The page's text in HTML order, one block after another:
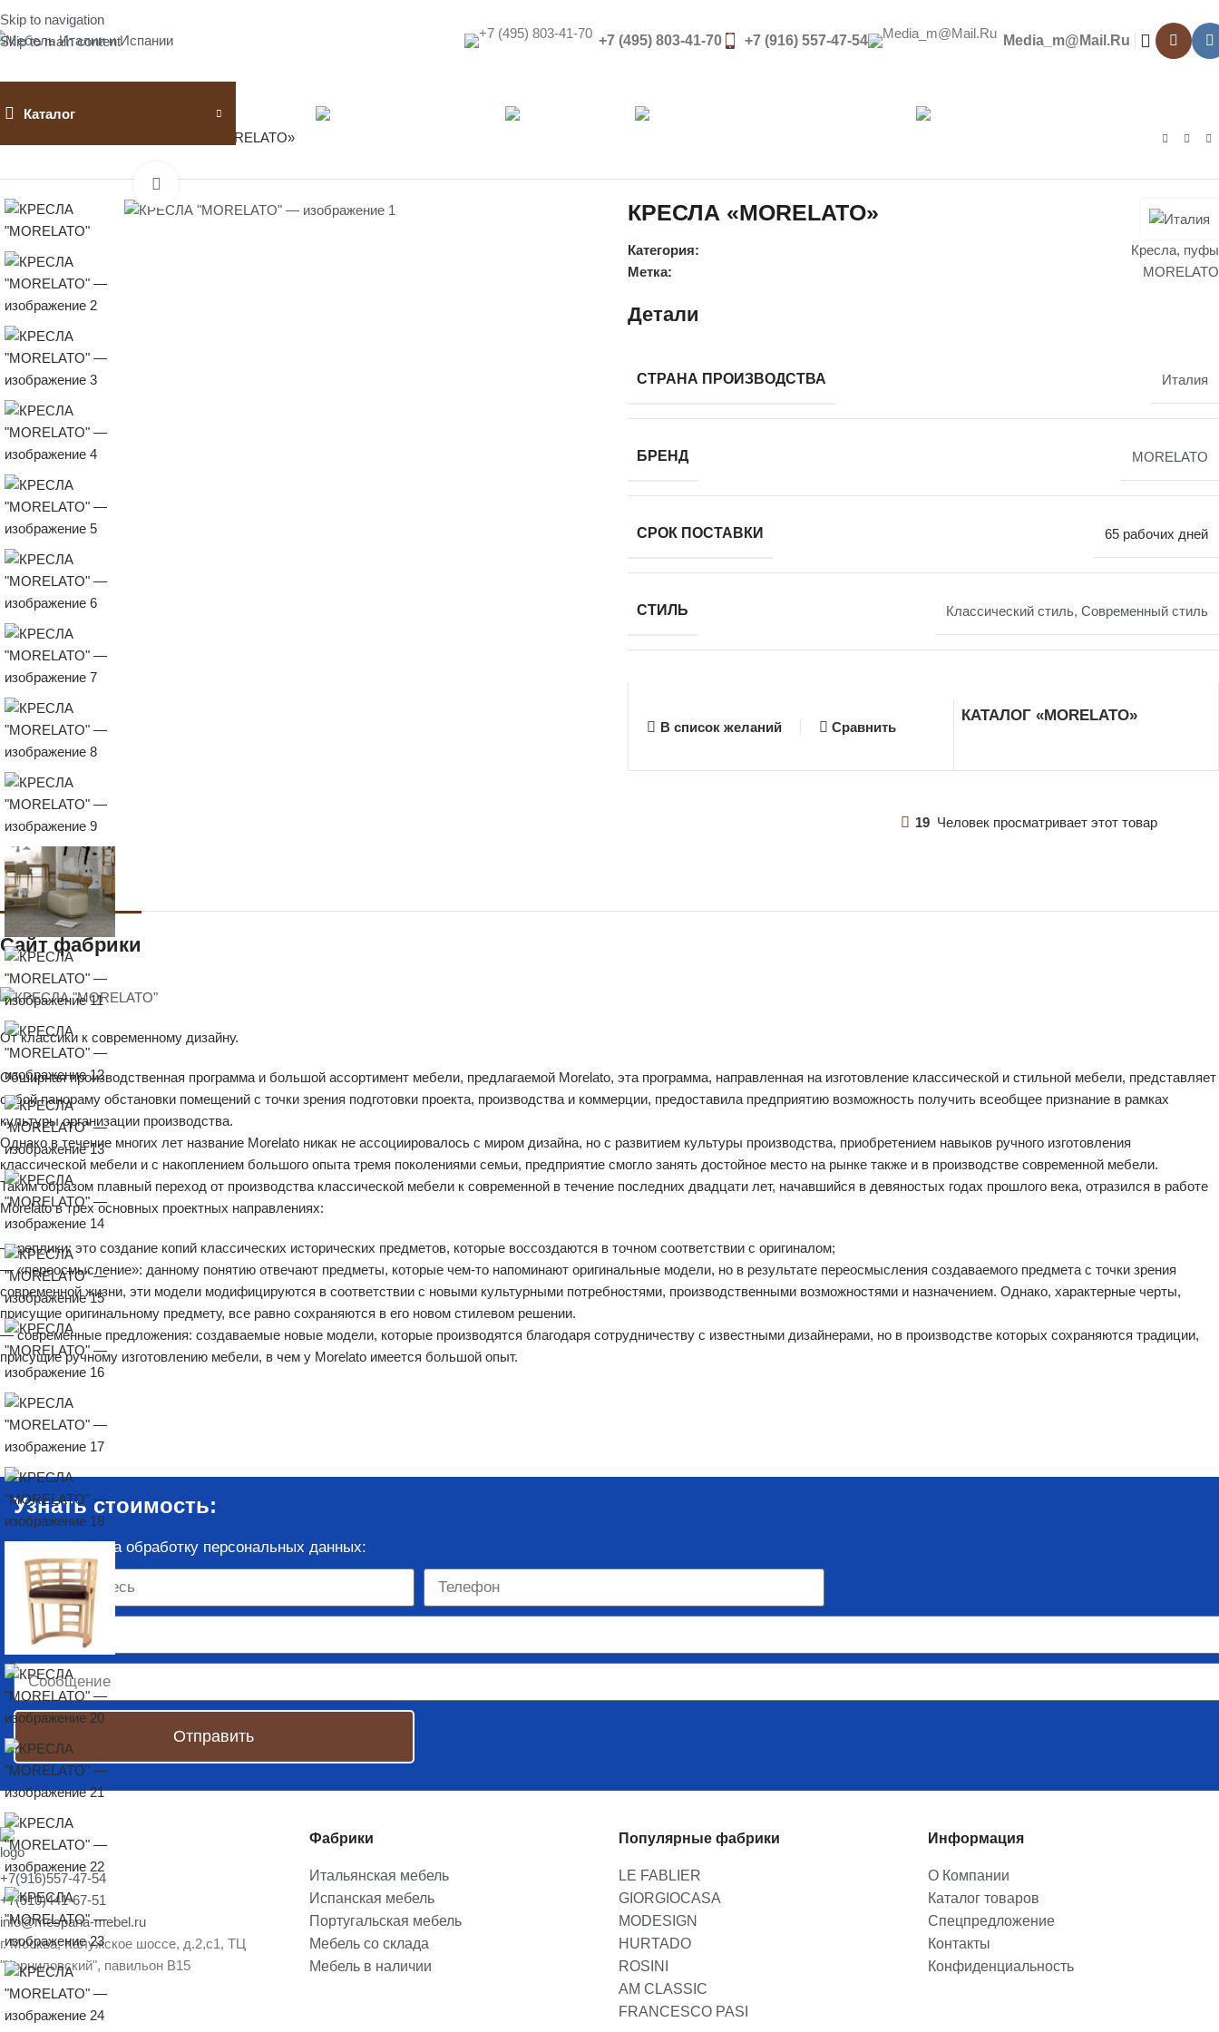
Skip to navigation
Skip to main content
+7 (495) 803-41-70 +7 (916) 557-47-54 Media_m@mail.ru
Каталог
КРЕСЛА «MORELATO»
КРЕСЛА «MORELATO»
Категория:
Кресла, пуфы
Метка:
MORELATO
Детали
СТРАНА ПРОИЗВОДСТВА Италия
БРЕНД MORELATO
СРОК ПОСТАВКИ 65 рабочих дней
СТИЛЬ Классический стиль, Современный стиль
В список желаний Сравнить
КАТАЛОГ «MORELATO»
19 Человек просматривает этот товар
Сайт фабрики
От классики к современному дизайну.
Обширная производственная программа и большой ассортимент мебели, предлагаемой Morelato, эта программа, направленная на изготовление классической и стильной мебели, представляет
собой панораму обстановки помещений с точки зрения подготовки проекта, производства и коммерции, предоставила предприятию возможность получить всеобщее признание в рамках
культуры организации производства.
Однако в течение многих лет название Morelato никак не ассоциировалось с миром дизайна, но с развитием культуры производства, приобретением навыков ручного изготовления
классической мебели и с накоплением большого опыта тремя поколениями семьи, предприятие смогло занять достойное место на рынке также и в производстве современной мебели.
Таким образом плавный переход от производства классической мебели к современной в течение последних двадцати лет, начавшийся в девяностых годах прошлого века, отразился в работе
Morelato в трех основных проектных направлениях:
— реплики: это создание копий классических исторических предметов, которые воссоздаются в точном соответствии с оригиналом;
— «переосмысление»: данному понятию отвечают предметы, которые чем-то напоминают оригинальные модели, но в результате переосмысления создаваемого предмета с точки зрения
современной жизни, эти модели модифицируются в соответствии с новыми культурными потребностями, производственными возможностями и назначением. Однако, характерные черты,
присущие оригинальному предмету, все равно сохраняются в его новом стилевом решении.
— современные предложения: создаваемые новые модели, которые производятся благодаря сотрудничеству с известными дизайнерами, но в производстве которых сохраняются традиции,
присущие ручному изготовлению мебели, в чем у Morelato имеется большой опыт.
Узнать стоимость:
Согласиена обработку персональных данных:
Отправить
+7(916)557-47-54
+7(910)441-67-51
info@mespana-mebel.ru
г. Москва, Калужское шоссе, д.2,с1, ТЦ
"Корниловский", павильон В15
Фабрики
Итальянская мебель
Испанская мебель
Португальская мебель
Мебель со склада
Мебель в наличии
Популярные фабрики
LE FABLIER
GIORGIOCASA
MODESIGN
HURTADO
ROSINI
AM CLASSIC
FRANCESCO PASI
Информация
О Компании
Каталог товаров
Спецпредложение
Контакты
Конфиденциальность